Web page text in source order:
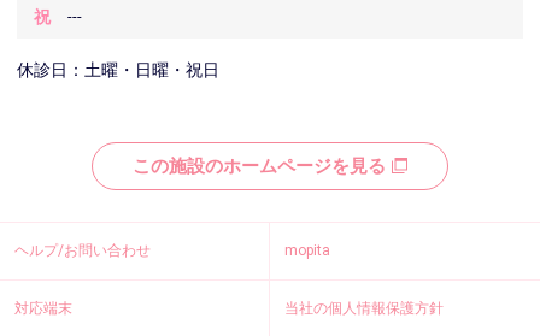
祝 ---
休診日：土曜・日曜・祝日
この施設のホームページを見る
ヘルプ/お問い合わせ mopita
対応端末 当社の個人情報保護方針